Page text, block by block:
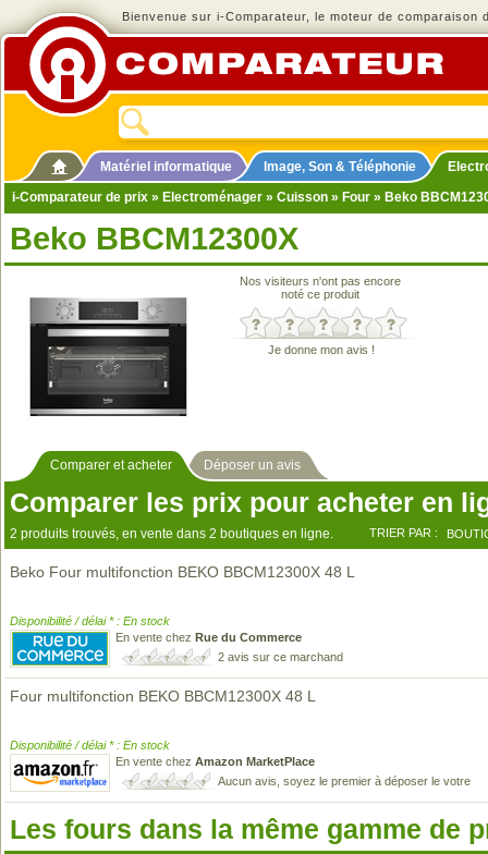
Bienvenue sur i-Comparateur, le moteur de comparaison
Matériel informatique Image, Son & Téléphonie
i-Comparateur de prix » Electroménager » Cuisson » Four » Beko
Beko BBCM12300X
Nos visiteurs n'ont pas encore
noté ce produit
Je donne mon avis !
Comparer et acheter Déposer un avis
Comparer les prix pour acheter en
2 produits trouvés, en vente dans 2 boutiques en ligne. TRIER PAR :
Beko Four multifonction BEKO BBCM12300X 48 L
Disponibilité / délai * : En stock
En vente chez Rue du Commerce
2 avis sur ce marchand
Four multifonction BEKO BBCM12300X 48 L
Disponibilité / délai * : En stock
En vente chez Amazon MarketPlace
Aucun avis, soyez le premier à déposer le votre
Les fours dans la même gamme de